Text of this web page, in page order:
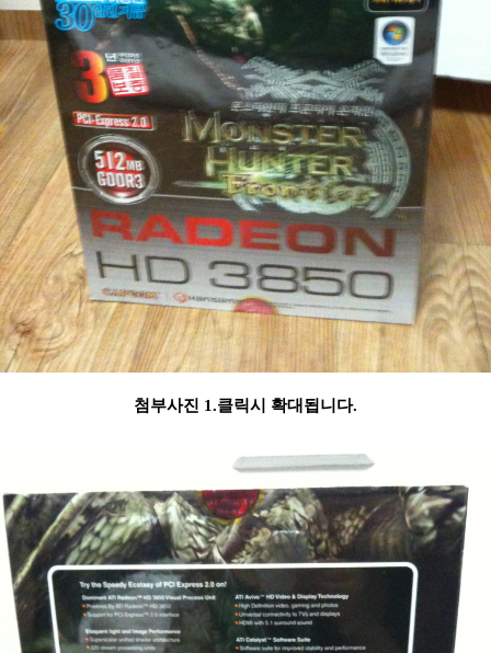
첨부사진 1.클릭시 확대됩니다.